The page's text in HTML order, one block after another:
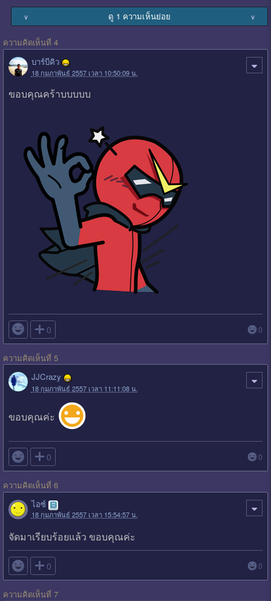
∨ ดู 1 ความเห็นย่อย ∨
ความคิดเห็นที่ 4
บาร์บีคิว
18 กุมภาพันธ์ 2557 เวลา 10:50:09 น.
ขอบคุณคร้าบบบบบ
 0 0
ความคิดเห็นที่ 5
JJCrazy
18 กุมภาพันธ์ 2557 เวลา 11:11:08 น.
ขอบคุณค่ะ
 0 0
ความคิดเห็นที่ 6
ไอซ์
18 กุมภาพันธ์ 2557 เวลา 15:54:57 น.
จัดมาเรียบร้อยแล้ว ขอบคุณค่ะ
 0 0
ความคิดเห็นที่ 7